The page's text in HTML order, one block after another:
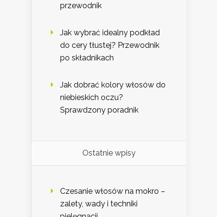
przewodnik
Jak wybrać idealny podkład
do cery tłustej? Przewodnik
po składnikach
Jak dobrać kolory włosów do
niebieskich oczu?
Sprawdzony poradnik
Ostatnie wpisy
Czesanie włosów na mokro –
zalety, wady i techniki